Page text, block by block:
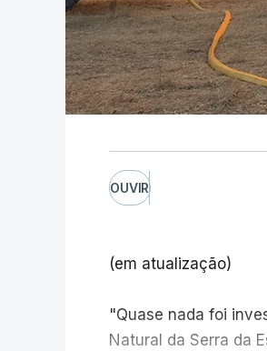
OUVIR
(em atualização)
"Quase nada foi
Natural da Serra da